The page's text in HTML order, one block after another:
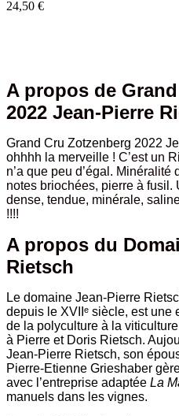
24,50 €
A propos de
2022 Jean-Pierre
Grand Cru Zotzenberg 2022
ohhhh la merveille ! C’est un
n’a que peu d’égal.
notes briochées, pierre à fusil.
dense, tendue, minérale,
!!!!
A propos du
Rietsch
Le domaine Jean-Pierre
depuis le XVIIᵉ siècle, est
de la polyculture à la
à Pierre et Doris Rietsch.
Jean-Pierre Rietsch, son
Pierre-Etienne Grieshaber
avec l’entreprise adaptée La
manuels dans les vignes.